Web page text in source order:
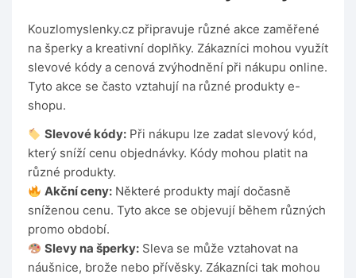
Kouzlomyslenky.cz připravuje různé akce zaměřené
na šperky a kreativní doplňky. Zákazníci mohou využít
slevové kódy a cenová zvýhodnění při nákupu online.
Tyto akce se často vztahují na různé produkty e-
shopu.
Slevové kódy: Při nákupu lze zadat slevový kód,
který sníží cenu objednávky. Kódy mohou platit na
různé produkty.
Akční ceny: Některé produkty mají dočasně
sníženou cenu. Tyto akce se objevují během různých
promo období.
Slevy na šperky: Sleva se může vztahovat na
náušnice, brože nebo přívěsky. Zákazníci tak mohou